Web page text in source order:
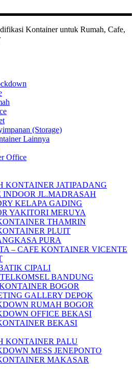
Kontainer untuk Rumah, Cafe,
(Storage)
Lainnya
Office
KONTAINER JATIPADANG
INDOOR JL.MADRASAH
KELAPA GADING
YAKITORI MERUYA
THAMRIN
PLUIT
PURA
– CAFE KONTAINER VICENTE
CIPALI
BANDUNG
BOGOR
GALLERY DEPOK
RUMAH BOGOR
OFFICE BEKASI
BEKASI
KONTAINER PALU
MESS JENEPONTO
MAKASAR